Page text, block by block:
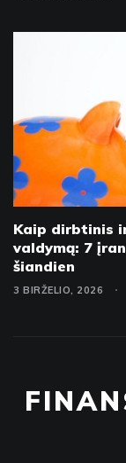
Kaip dirbtinis
valdymą: 7
šiandien
3 BIRŽELIO, 2026